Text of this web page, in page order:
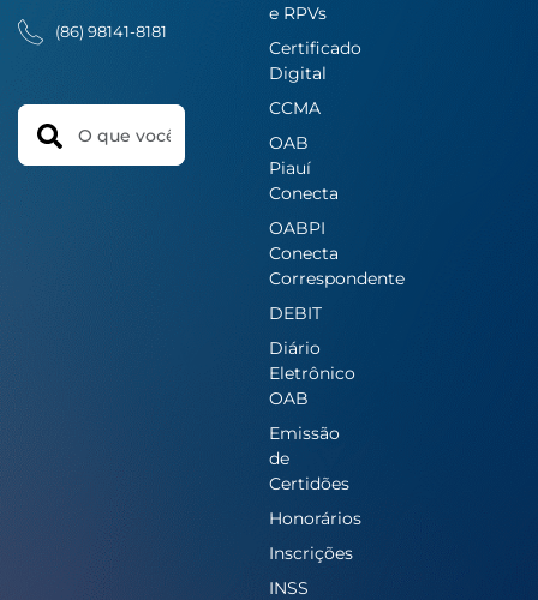
(86) 98141-8181
Search
e RPVs
Certificado
Digital
CCMA
OAB
Piauí
Conecta
OABPI
Conecta
Correspondente
DEBIT
Diário
Eletrônico
OAB
Emissão
de
Certidões
Honorários
Inscrições
INSS